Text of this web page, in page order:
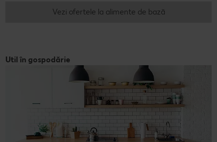
Vezi ofertele la alimente de bază
Util în gospodărie